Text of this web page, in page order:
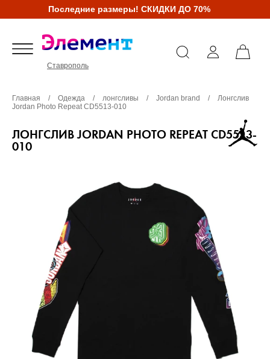
Последние размеры! СКИДКИ ДО 70%
Ставрополь
Главная / Одежда / лонгсливы / Jordan brand /
Лонгслив
Jordan Photo Repeat CD5513-010
ЛОНГСЛИВ JORDAN PHOTO REPEAT CD5513-
010